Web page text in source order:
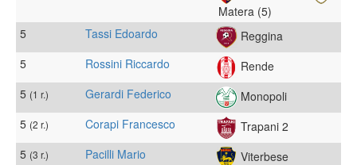
Matera (5)
5
Tassi Edoardo
Reggina
5
Rossini Riccardo
Rende
5 (1 r.) Gerardi Federico
Monopoli
5 (2 r.) Corapi Francesco
Trapani 2
5 (3 r.) Pacilli Mario
Viterbese